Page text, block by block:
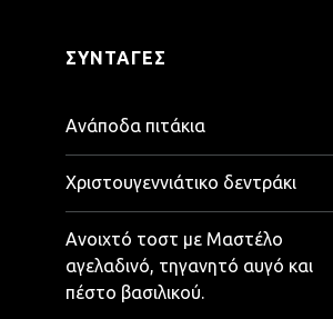
ΣΥΝΤΑΓΈΣ
Ανάποδα πιτάκια
Χριστουγεννιάτικο δεντράκι
Ανοιχτό τοστ με Μαστέλο
αγελαδινό, τηγανητό αυγό και
πέστο βασιλικού.